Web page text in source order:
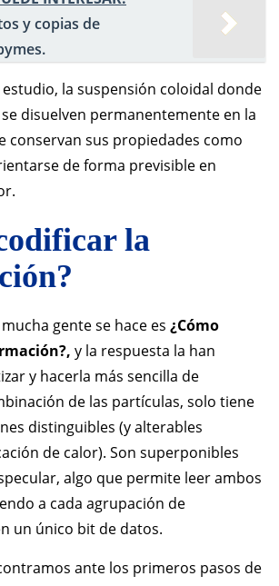
y copias de
estudio, la suspensión coloidal donde
disuelven permanentemente en la
conservan sus propiedades como
de forma previsible en
la
gente se hace es ¿Cómo
y la respuesta la han
y hacerla más sencilla de
de las partículas, solo tiene
distinguibles (y alterables
de calor). Son superponibles
algo que permite leer ambos
a cada agrupación de
un único bit de datos.
ante los primeros pasos de